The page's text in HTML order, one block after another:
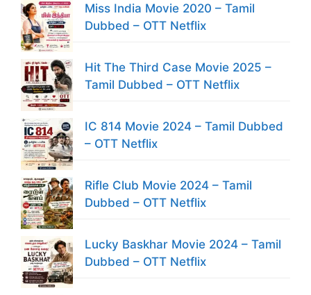
Miss India Movie 2020 – Tamil
Dubbed – OTT Netflix
Hit The Third Case Movie 2025 –
Tamil Dubbed – OTT Netflix
IC 814 Movie 2024 – Tamil Dubbed
– OTT Netflix
Rifle Club Movie 2024 – Tamil
Dubbed – OTT Netflix
Lucky Baskhar Movie 2024 – Tamil
Dubbed – OTT Netflix